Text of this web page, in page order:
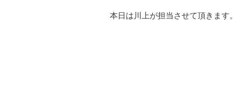
本日は川上が担当させて頂きます。